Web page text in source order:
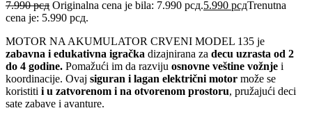
7.990рсд Originalna cena je bila: 7.990 рсд.5.990 рсдTrenutna
cena je: 5.990 рсд.
MOTOR NA AKUMULATOR CRVENI MODEL 135 je
zabavna i edukativna igračka dizajnirana za decu uzrasta od 2
do 4 godine. Pomažući im da razviju osnovne veštine vožnje i
koordinacije. Ovaj siguran i lagan električni motor može se
koristiti i u zatvorenom i na otvorenom prostoru, pružajući deci
sate zabave i avanture.